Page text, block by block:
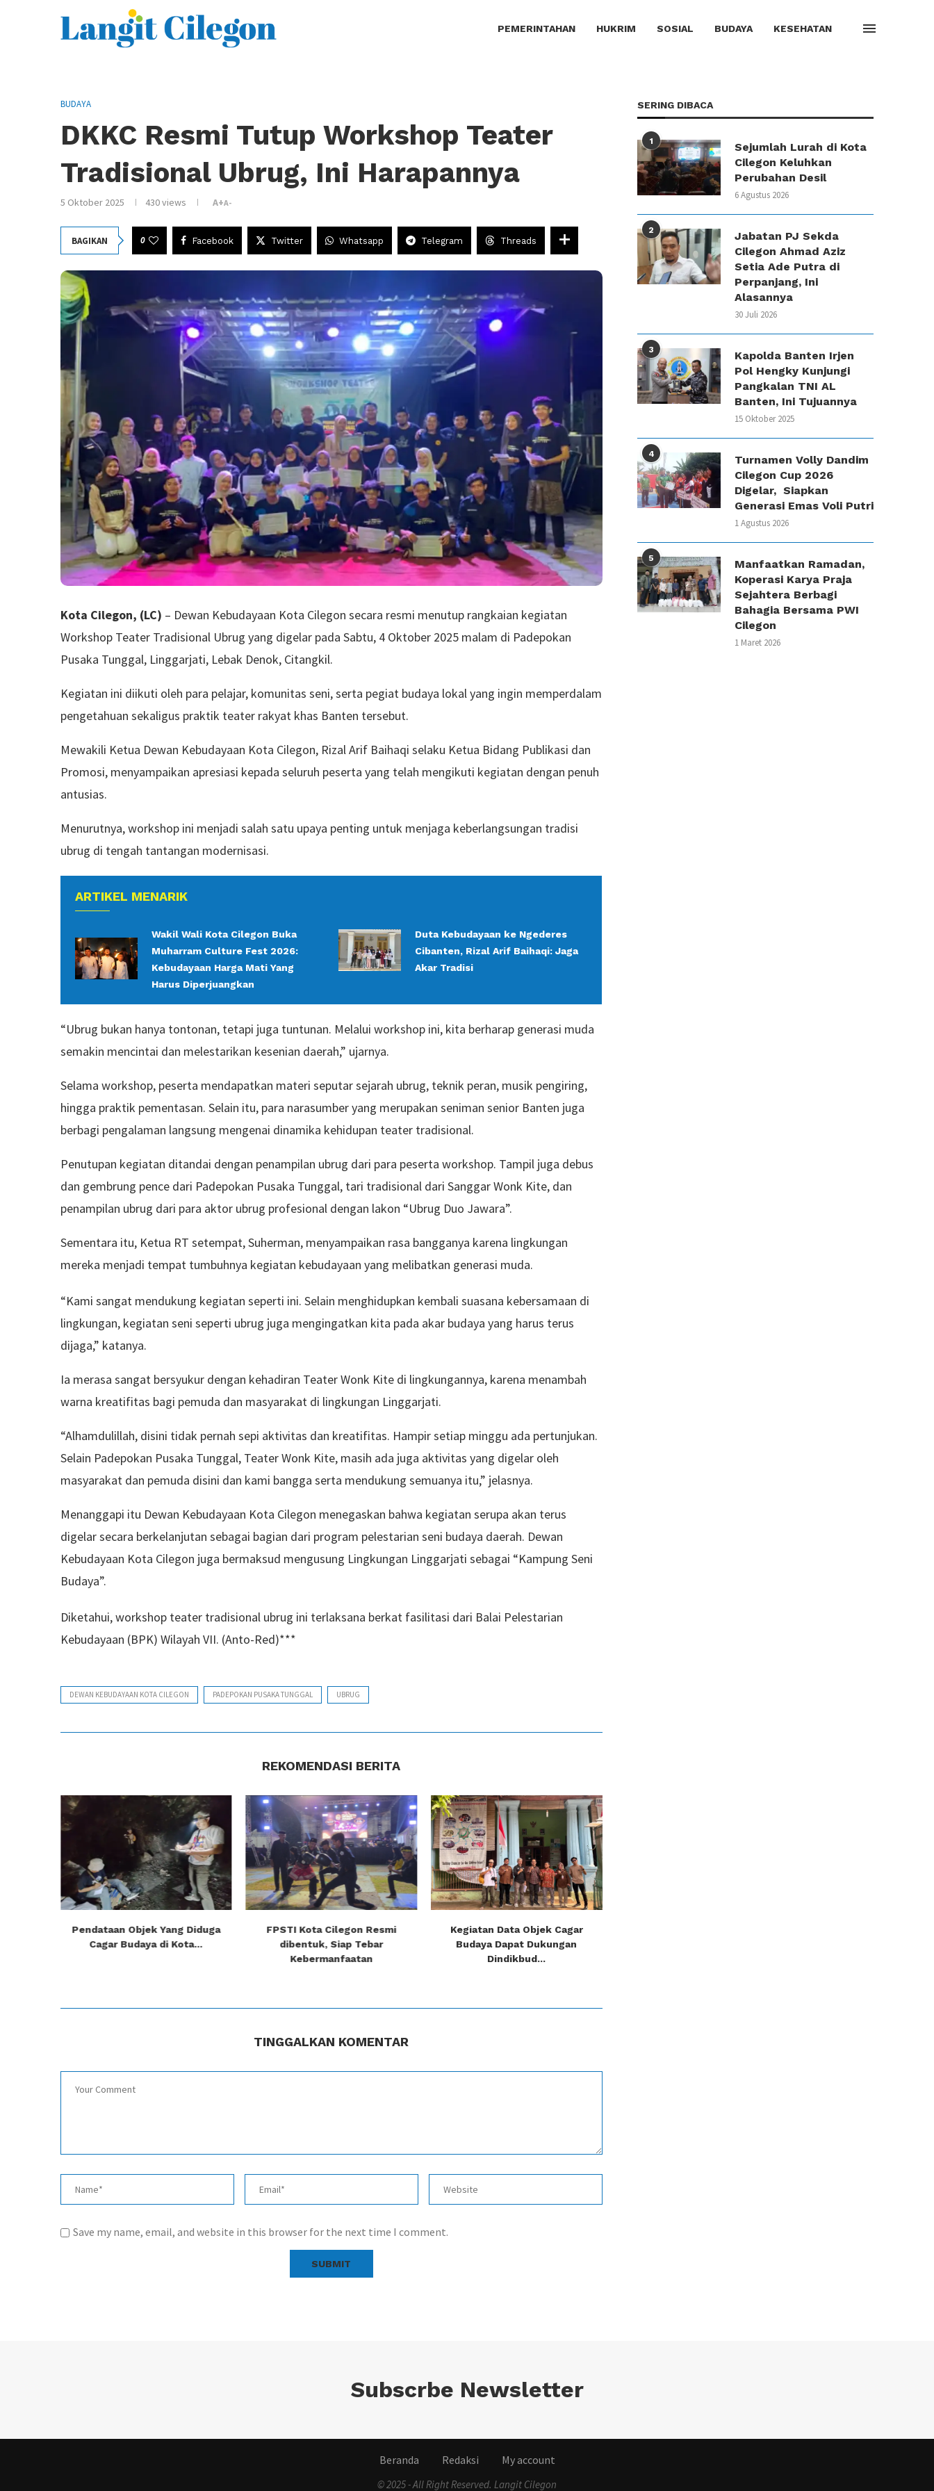
PEMERINTAHAN HUKRIM SOSIAL BUDAYA KESEHATAN
BUDAYA
DKKC Resmi Tutup Workshop Teater
Tradisional Ubrug, Ini Harapannya
5 Oktober 2025 430views A+A-
BAGIKAN 0 Facebook Twitter Whatsapp Telegram Threads
Kota Cilegon, (LC) – Dewan Kebudayaan Kota Cilegon secara resmi menutup rangkaian kegiatan
Workshop Teater Tradisional Ubrug yang digelar pada Sabtu, 4 Oktober 2025 malam di Padepokan
Pusaka Tunggal, Linggarjati, Lebak Denok, Citangkil.
Kegiatan ini diikuti oleh para pelajar, komunitas seni, serta pegiat budaya lokal yang ingin memperdalam
pengetahuan sekaligus praktik teater rakyat khas Banten tersebut.
Mewakili Ketua Dewan Kebudayaan Kota Cilegon, Rizal Arif Baihaqi selaku Ketua Bidang Publikasi dan
Promosi, menyampaikan apresiasi kepada seluruh peserta yang telah mengikuti kegiatan dengan penuh
antusias.
Menurutnya, workshop ini menjadi salah satu upaya penting untuk menjaga keberlangsungan tradisi
ubrug di tengah tantangan modernisasi.
ARTIKEL MENARIK
Wakil Wali Kota Cilegon Buka
Muharram Culture Fest 2026:
Kebudayaan Harga Mati Yang
Harus Diperjuangkan
Duta Kebudayaan ke Ngederes
Cibanten, Rizal Arif Baihaqi: Jaga
Akar Tradisi
“Ubrug bukan hanya tontonan, tetapi juga tuntunan. Melalui workshop ini, kita berharap generasi muda
semakin mencintai dan melestarikan kesenian daerah,” ujarnya.
Selama workshop, peserta mendapatkan materi seputar sejarah ubrug, teknik peran, musik pengiring,
hingga praktik pementasan. Selain itu, para narasumber yang merupakan seniman senior Banten juga
berbagi pengalaman langsung mengenai dinamika kehidupan teater tradisional.
Penutupan kegiatan ditandai dengan penampilan ubrug dari para peserta workshop. Tampil juga debus
dan gembrung pence dari Padepokan Pusaka Tunggal, tari tradisional dari Sanggar Wonk Kite, dan
penampilan ubrug dari para aktor ubrug profesional dengan lakon “Ubrug Duo Jawara”.
Sementara itu, Ketua RT setempat, Suherman, menyampaikan rasa bangganya karena lingkungan
mereka menjadi tempat tumbuhnya kegiatan kebudayaan yang melibatkan generasi muda.
“Kami sangat mendukung kegiatan seperti ini. Selain menghidupkan kembali suasana kebersamaan di
lingkungan, kegiatan seni seperti ubrug juga mengingatkan kita pada akar budaya yang harus terus
dijaga,” katanya.
Ia merasa sangat bersyukur dengan kehadiran Teater Wonk Kite di lingkungannya, karena menambah
warna kreatifitas bagi pemuda dan masyarakat di lingkungan Linggarjati.
“Alhamdulillah, disini tidak pernah sepi aktivitas dan kreatifitas. Hampir setiap minggu ada pertunjukan.
Selain Padepokan Pusaka Tunggal, Teater Wonk Kite, masih ada juga aktivitas yang digelar oleh
masyarakat dan pemuda disini dan kami bangga serta mendukung semuanya itu,” jelasnya.
Menanggapi itu Dewan Kebudayaan Kota Cilegon menegaskan bahwa kegiatan serupa akan terus
digelar secara berkelanjutan sebagai bagian dari program pelestarian seni budaya daerah. Dewan
Kebudayaan Kota Cilegon juga bermaksud mengusung Lingkungan Linggarjati sebagai “Kampung Seni
Budaya”.
Diketahui, workshop teater tradisional ubrug ini terlaksana berkat fasilitasi dari Balai Pelestarian
Kebudayaan (BPK) Wilayah VII. (Anto-Red)***
DEWAN KEBUDAYAAN KOTA CILEGON PADEPOKAN PUSAKA TUNGGAL UBRUG
REKOMENDASI BERITA
Pendataan Objek Yang Diduga
Cagar Budaya di Kota...
FPSTI Kota Cilegon Resmi
dibentuk, Siap Tebar
Kebermanfaatan
Kegiatan Data Objek Cagar
Budaya Dapat Dukungan
Dindikbud...
TINGGALKAN KOMENTAR
Save my name, email, and website in this browser for the next time I comment.
SERING DIBACA
1
Sejumlah Lurah di Kota
Cilegon Keluhkan
Perubahan Desil
6 Agustus 2026
2
Jabatan PJ Sekda
Cilegon Ahmad Aziz
Setia Ade Putra di
Perpanjang, Ini
Alasannya
30 Juli 2026
3
Kapolda Banten Irjen
Pol Hengky Kunjungi
Pangkalan TNI AL
Banten, Ini Tujuannya
15 Oktober 2025
4
Turnamen Volly Dandim
Cilegon Cup 2026
Digelar, Siapkan
Generasi Emas Voli Putri
1 Agustus 2026
5
Manfaatkan Ramadan,
Koperasi Karya Praja
Sejahtera Berbagi
Bahagia Bersama PWI
Cilegon
1 Maret 2026
Subscrbe Newsletter
Beranda Redaksi My account
© 2025 - All Right Reserved. Langit Cilegon